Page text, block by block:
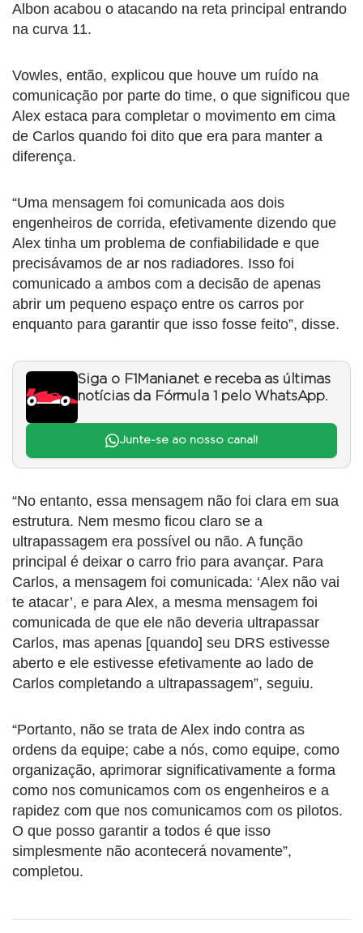
Albon acabou o atacando na reta principal entrando
na curva 11.
Vowles, então, explicou que houve um ruído na
comunicação por parte do time, o que significou que
Alex estaca para completar o movimento em cima
de Carlos quando foi dito que era para manter a
diferença.
“Uma mensagem foi comunicada aos dois
engenheiros de corrida, efetivamente dizendo que
Alex tinha um problema de confiabilidade e que
precisávamos de ar nos radiadores. Isso foi
comunicado a ambos com a decisão de apenas
abrir um pequeno espaço entre os carros por
enquanto para garantir que isso fosse feito”, disse.
Siga o F1Mania.net e receba as últimas
notícias da Fórmula 1 pelo WhatsApp.
Junte-se ao nosso canal!
“No entanto, essa mensagem não foi clara em sua
estrutura. Nem mesmo ficou claro se a
ultrapassagem era possível ou não. A função
principal é deixar o carro frio para avançar. Para
Carlos, a mensagem foi comunicada: ‘Alex não vai
te atacar’, e para Alex, a mesma mensagem foi
comunicada de que ele não deveria ultrapassar
Carlos, mas apenas [quando] seu DRS estivesse
aberto e ele estivesse efetivamente ao lado de
Carlos completando a ultrapassagem”, seguiu.
“Portanto, não se trata de Alex indo contra as
ordens da equipe; cabe a nós, como equipe, como
organização, aprimorar significativamente a forma
como nos comunicamos com os engenheiros e a
rapidez com que nos comunicamos com os pilotos.
O que posso garantir a todos é que isso
simplesmente não acontecerá novamente”,
completou.